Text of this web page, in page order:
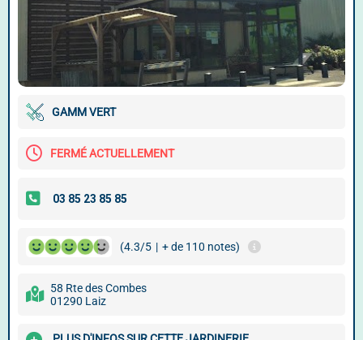
GAMM VERT
FERMÉ ACTUELLEMENT
(4.3/5 | + de 110 notes)
58 Rte des Combes
01290 Laiz